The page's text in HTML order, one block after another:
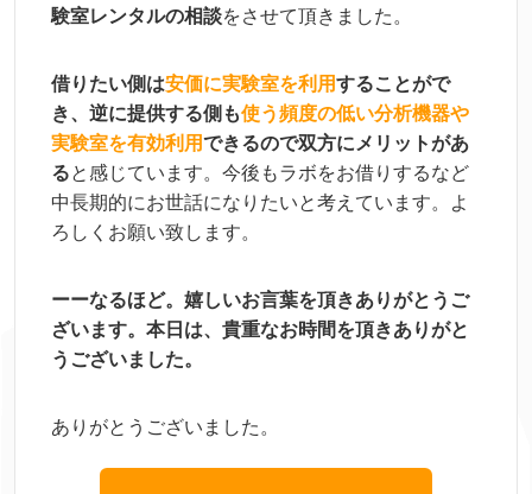
験室レンタルの相談をさせて頂きました。
借りたい側は安価に実験室を利用することがで
き、逆に提供する側も使う頻度の低い分析機器や
実験室を有効利用できるので双方にメリットがあ
ると感じています。今後もラボをお借りするなど
中長期的にお世話になりたいと考えています。よ
ろしくお願い致します。
ーーなるほど。嬉しいお言葉を頂きありがとうご
ざいます。 本日は、貴重なお時間を頂きありがと
うございました。
ありがとうございました。